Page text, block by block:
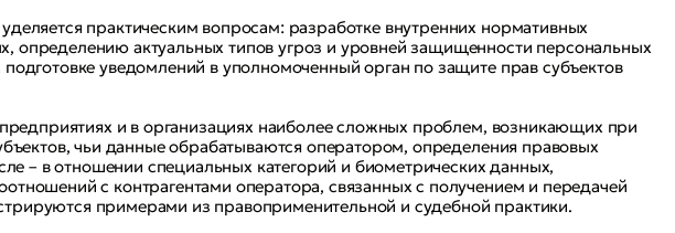
практическим вопросам: разработке внутренних нормативных
актуальных типов угроз и уровней защищенности персональных
уведомлений в уполномоченный орган по защите прав субъектов
и в организациях наиболее сложных проблем, возникающих при
чьи данные обрабатываются оператором, определения правовых
– в отношении специальных категорий и биометрических данных,
с контрагентами оператора, связанных с получением и передачей
примерами из правоприменительной и судебной практики.